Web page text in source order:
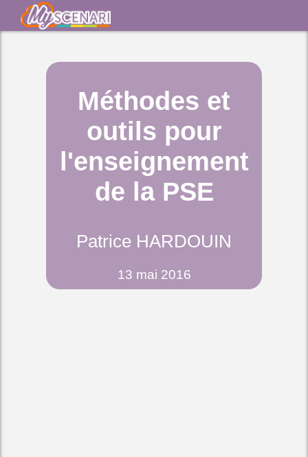
Méthodes et
outils pour
l'enseignement
de la PSE
Patrice HARDOUIN
13 mai 2016